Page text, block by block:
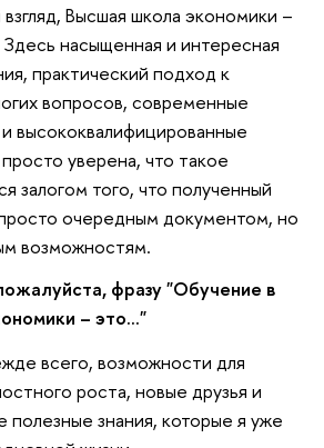
Высшая школа экономики –
насыщенная и интересная
практический подход к
вопросов, современные
высококвалифицированные
уверена, что такое
залогом того, что полученный
очередным документом, но
возможностям.
фразу "Обучение в
– это…"
всего, возможности для
роста, новые друзья и
полезные знания, которые я уже